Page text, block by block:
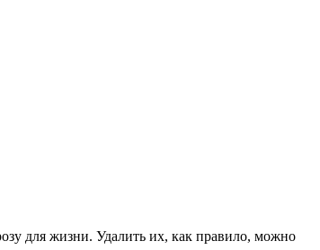
для жизни. Удалить их, как правило, можно